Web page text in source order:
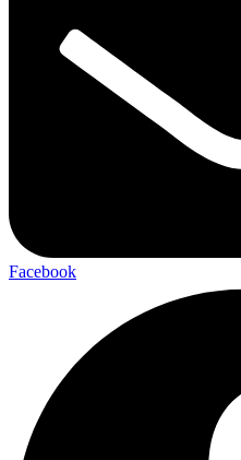
Facebook